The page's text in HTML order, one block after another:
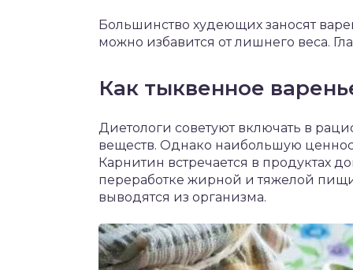
Большинство худеющих заносят
можно избавится от лишнего веса.
Как тыквенное
Диетологи советуют включать в
веществ. Однако наибольшую
Карнитин встречается в продуктах
переработке жирной и тяжелой
выводятся из организма.